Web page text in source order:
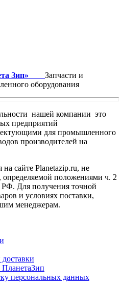
Зип» Запчасти и
оборудования
нашей компании это
предприятий
для промышленного
производителей на
сайте Planetazip.ru, не
определяемой положениями ч. 2
РФ. Для получения точной
и условиях поставки,
менеджерам.
ПланетаЗип
персональных данных